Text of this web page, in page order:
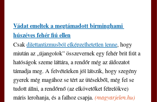
Vádat emeltek a megtámadott birminghami
húszéves fehér fiú ellen
Csak dilettantizmusból elképzelhetetlen lenne, hogy
miután az „újangolok” összevernek egy fehér brit fiút a
hatóságok szeme láttára, a rendőr még az áldozatot
támadja meg. A felvételeken jól látszik, hogy szegény
gyerek még magához se tért az ütésekből, még fel se
tudott állni, a rendőrnő (az elkövetőket félrelökve)
máris lerohanja, és a falhoz csapja. (magyarjelen.hu)